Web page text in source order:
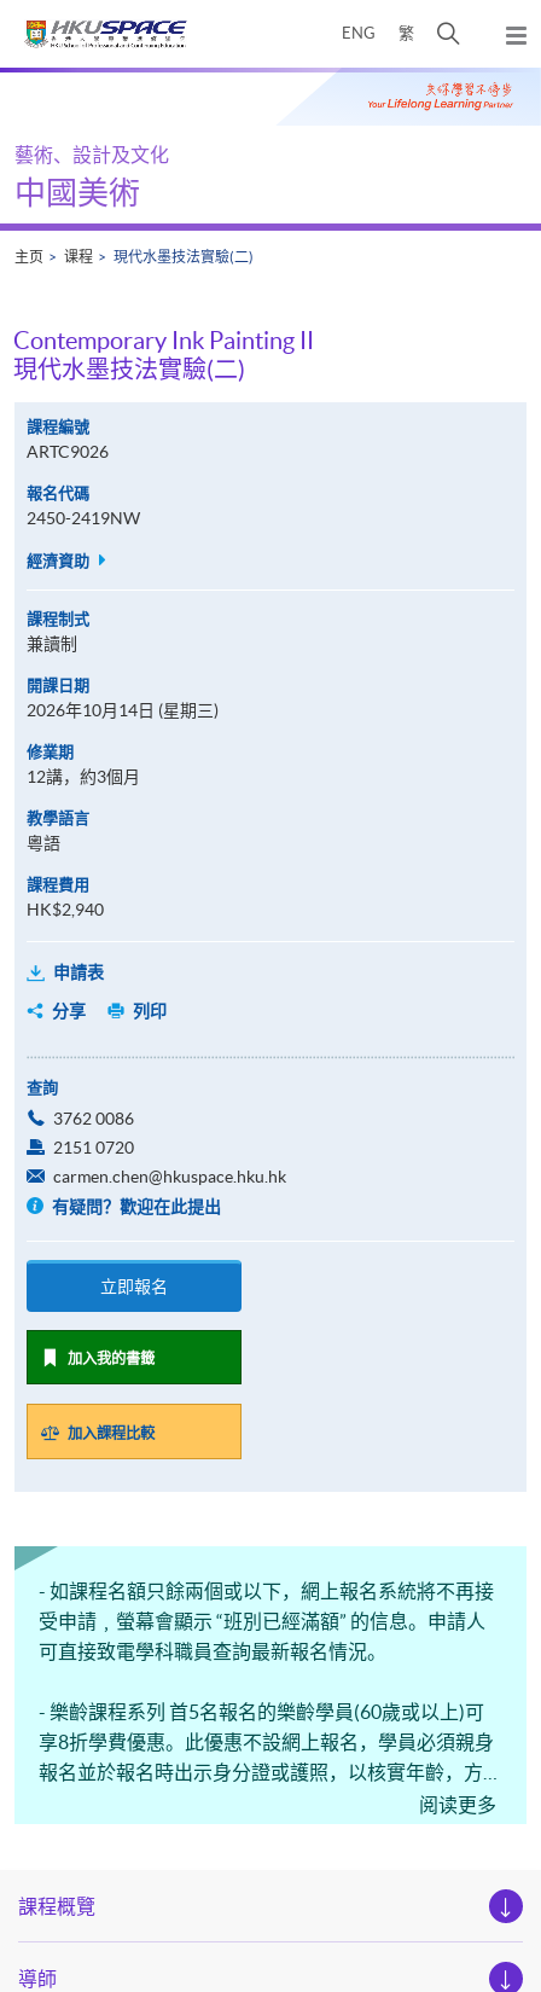
ENG 繁
开
搜
寻
弹
出
主
Main
藝術、設計及文化
中國美術
主页 课程 現代水墨技法實驗(二)
Contemporary Ink Painting II
現代水墨技法實驗(二)
課程編號
ARTC9026
報名代碼
2450-2419NW
經濟資助
課程制式
兼讀制
開課日期
2026年10月14日 (星期三)
修業期
12講，約3個月
教學語言
粵語
課程費用
HK$2,940
申請表
分享
列印
查詢
3762 0086
2151 0720
carmen.chen@hkuspace.hku.hk
有疑問？歡迎在此提出
立即報名
加入我的書籤
加入課程比較
- 如課程名額只餘兩個或以下，網上報名系統將不再接
受申請﹐螢幕會顯示 “班別已經滿額” 的信息。申請人
可直接致電學科職員查詢最新報名情況。
- 樂齡課程系列 首5名報名的樂齡學員(60歲或以上)可
享8折學費優惠。此優惠不設網上報名，學員必須親身
報名並於報名時出示身分證或護照，以核實年齡，方可
阅读更多
課程概覽
導師